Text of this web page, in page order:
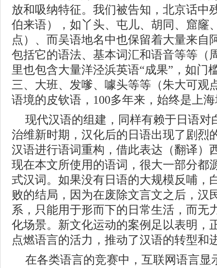
放和吸纳特征。我们被告知，北京话中
伯来语），如丫头、屯儿、胡同、窟窿
点）、而吴语地名中也保留着大量来自
包括它的语法、基本词汇和语音等等（
里也包含大量洋泾浜英语“成果”，如门
三、大班、发嗲、噱头等等（朱大可观
语境的皮钦语，100多年来，始终是上
现代汉语的组建，同样有赖于日语对
治维新时期，汉化后的日语出现了剧烈
汉语进行语词重构，借此表达（翻译）
现在本文所使用的语词，很大一部分都
式汉词。如果没有日语的大规模反哺，
败的结局，因为在废除文言文之后，汉
系，只能用于形而下的日常生活，而无
化场景。新文化运动的案例足以表明，
点燃语言的活力，推动了汉语的转型和
在各类语言的竞赛中，互联网语言显